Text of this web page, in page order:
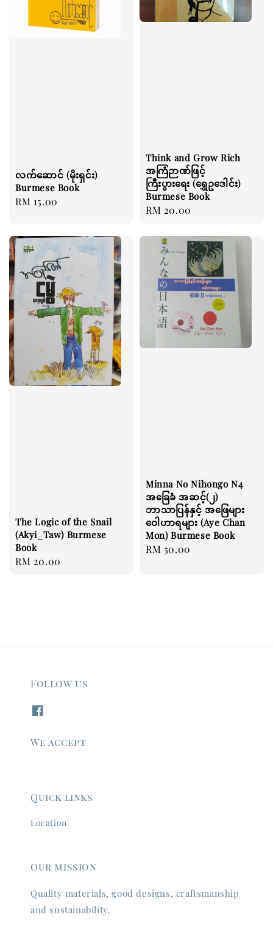
လက်ဆောင် (မိုးရှင်း)
Burmese Book
Regular
RM 15.00
Think and Grow Rich
အကြံဉာဏ်ဖြင့်
ကြီးပွားရေး (ရွှေဥဒေါင်း)
Burmese Book
Regular
RM 20.00
The Logic of the Snail
(Akyi_Taw) Burmese
Book
Regular
RM 20.00
Minna No Nihongo ‌N4
အခြေခံ အဆင့်(၂)
ဘာသာပြန်နှင့် အဖြေများ
ဝေါဟာရများ (Aye Chan
Mon) Burmese Book
Regular
RM 50.00
Follow us
We accept
Quick links
Location
Our mission
Quality materials, good designs, craftsmanship
and sustainability.